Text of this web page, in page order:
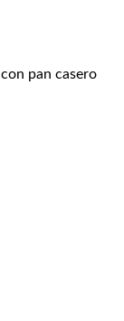
con pan casero